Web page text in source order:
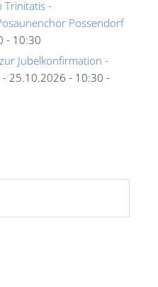
Trinitatis -
Possendorf
- 10:30
Jubelkonfirmation -
- 25.10.2026 - 10:30 -